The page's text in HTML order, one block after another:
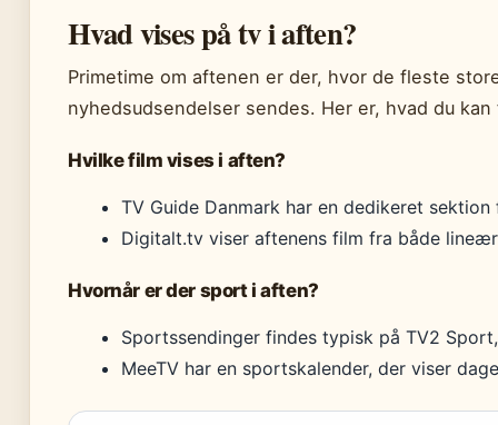
Hvad vises på tv i aften?
Primetime om aftenen er der, hvor de fleste
nyhedsudsendelser sendes. Her er, hvad du
Hvilke film vises i aften?
TV Guide Danmark har en dedikeret
Digitalt.tv viser aftenens film fra både
Hvornår er der sport i aften?
Sportssendinger findes typisk på TV2
MeeTV har en sportskalender, der viser